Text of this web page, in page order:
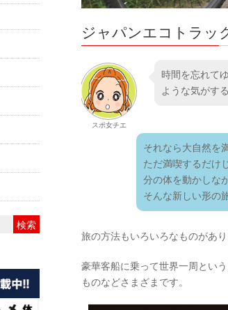
ジャパンエコトラッ
スポ女チエ
時間を忘れて
ような気がする
それなら大自然を
ただ満喫するだけ
分の体を動かしな
そんな新しい形の
旅の方法もいろいろなものがあり
豪華客船に乗って世界一周とい
ものなどさまざまです。